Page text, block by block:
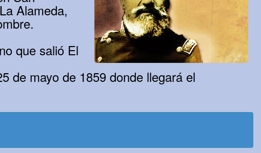
Alameda,
que salió El
de mayo de 1859 donde llegará el